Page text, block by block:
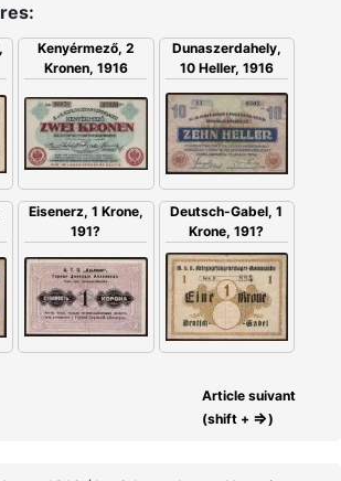
Kenyérmező, 2
Kronen, 1916
Dunaszerdahely,
10 Heller, 1916
Eisenerz, 1 Krone,
191?
Deutsch-Gabel, 1
Krone, 191?
Article suivant
(shift + ⇒)